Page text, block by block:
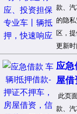
款、
的隐
区，
更新
应
屋借
此页
款、